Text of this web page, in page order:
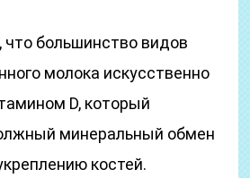
большинство видов
молока искусственно
D, который
минеральный обмен
костей.